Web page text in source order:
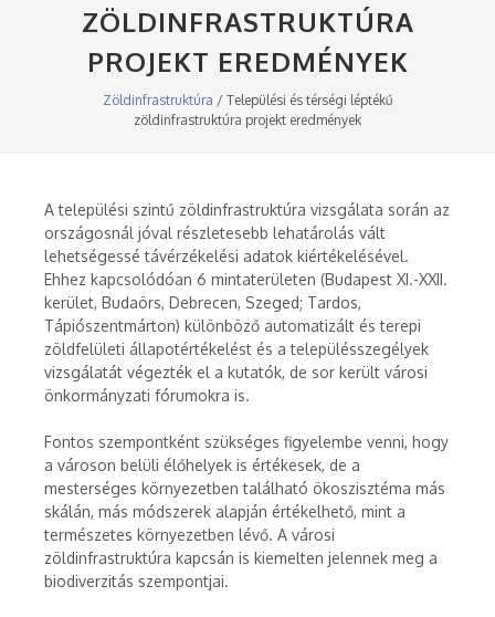
ZÖLDINFRASTRUKTÚRA
PROJEKT EREDMÉNYEK
Zöldinfrastruktúra / Települési és térségi léptékű
zöldinfrastruktúra projekt eredmények
A települési szintű zöldinfrastruktúra vizsgálata során az
országosnál jóval részletesebb lehatárolás vált
lehetségessé távérzékelési adatok kiértékelésével.
Ehhez kapcsolódóan 6 mintaterületen (Budapest XI.-XXII.
kerület, Budaörs, Debrecen, Szeged; Tardos,
Tápiószentmárton) különböző automatizált és terepi
zöldfelületi állapotértékelést és a településszegélyek
vizsgálatát végezték el a kutatók, de sor került városi
önkormányzati fórumokra is.
Fontos szempontként szükséges figyelembe venni, hogy
a városon belüli élőhelyek is értékesek, de a
mesterséges környezetben található ökoszisztéma más
skálán, más módszerek alapján értékelhető, mint a
természetes környezetben lévő. A városi
zöldinfrastruktúra kapcsán is kiemelten jelennek meg a
biodiverzitás szempontjai.